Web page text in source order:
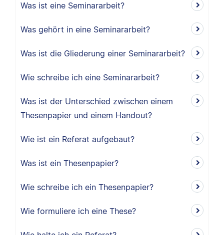
Was ist eine Seminararbeit?
Was gehört in eine Seminararbeit?
Was ist die Gliederung einer Seminararbeit?
Wie schreibe ich eine Seminararbeit?
Was ist der Unterschied zwischen einem
Thesenpapier und einem Handout?
Wie ist ein Referat aufgebaut?
Was ist ein Thesenpapier?
Wie schreibe ich ein Thesenpapier?
Wie formuliere ich eine These?